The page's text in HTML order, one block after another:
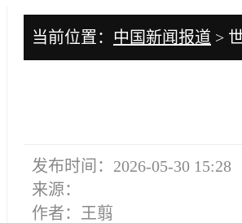
当前位置： 中国新闻报道 >
发布时间：2026-05-30 15:28
来源：
作者：王翦